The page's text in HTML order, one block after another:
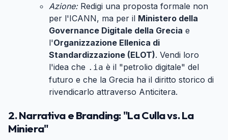
Azione:Redigi una proposta formale non
per l'ICANN, ma per il Ministero della
Governance Digitale della Grecia e
l'Organizzazione Ellenica di
Standardizzazione (ELOT). Vendi loro
l'idea che .ia è il "petrolio digitale" del
futuro e che la Grecia ha il diritto storico di
rivendicarlo attraverso Anticitera.
2. Narrativa e Branding: "La Culla vs. La
Miniera"